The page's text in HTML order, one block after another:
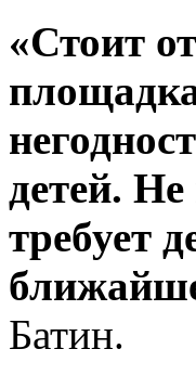
«Стоит
детей.
требует
Батин.